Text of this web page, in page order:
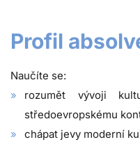
Profil
Naučíte se:
rozumět vývoji
středoevropskému
chápat jevy moderní